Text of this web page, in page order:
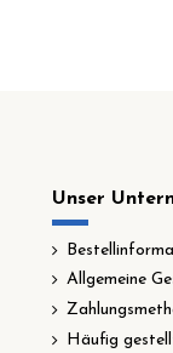
Unser
Allgemeine
Häufig